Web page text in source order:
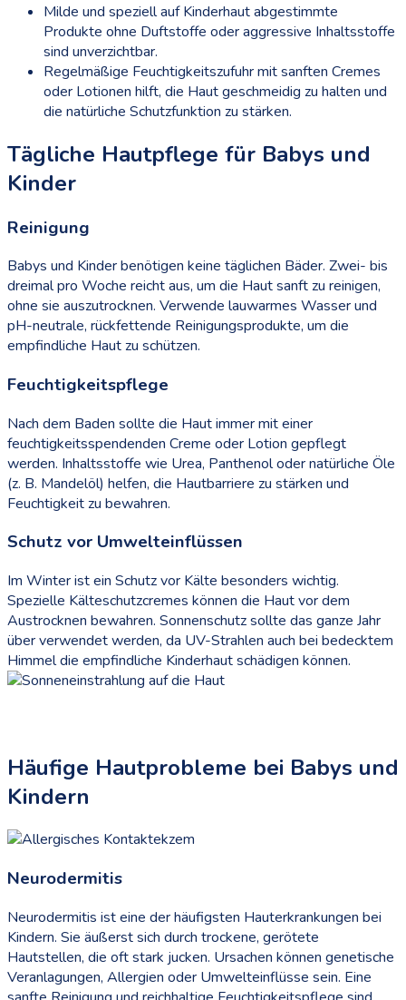
Milde und speziell auf Kinderhaut abgestimmte
Produkte ohne Duftstoffe oder aggressive Inhaltsstoffe
sind unverzichtbar.
Regelmäßige Feuchtigkeitszufuhr mit sanften Cremes
oder Lotionen hilft, die Haut geschmeidig zu halten und
die natürliche Schutzfunktion zu stärken.
Tägliche Hautpflege für Babys und
Kinder
Reinigung
Babys und Kinder benötigen keine täglichen Bäder. Zwei- bis
dreimal pro Woche reicht aus, um die Haut sanft zu reinigen,
ohne sie auszutrocknen. Verwende lauwarmes Wasser und
pH-neutrale, rückfettende Reinigungsprodukte, um die
empfindliche Haut zu schützen.
Feuchtigkeitspflege
Nach dem Baden sollte die Haut immer mit einer
feuchtigkeitsspendenden Creme oder Lotion gepflegt
werden. Inhaltsstoffe wie Urea, Panthenol oder natürliche Öle
(z. B. Mandelöl) helfen, die Hautbarriere zu stärken und
Feuchtigkeit zu bewahren.
Schutz vor Umwelteinflüssen
Im Winter ist ein Schutz vor Kälte besonders wichtig.
Spezielle Kälteschutzcremes können die Haut vor dem
Austrocknen bewahren. Sonnenschutz sollte das ganze Jahr
über verwendet werden, da UV-Strahlen auch bei bedecktem
Himmel die empfindliche Kinderhaut schädigen können.
Häufige Hautprobleme bei Babys und
Kindern
Neurodermitis
Neurodermitis ist eine der häufigsten Hauterkrankungen bei
Kindern. Sie äußerst sich durch trockene, gerötete
Hautstellen, die oft stark jucken. Ursachen können genetische
Veranlagungen, Allergien oder Umwelteinflüsse sein. Eine